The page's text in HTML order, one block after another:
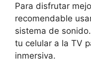
Para disfrutar
recomendable
sistema de
tu celular a la TV
inmersiva.